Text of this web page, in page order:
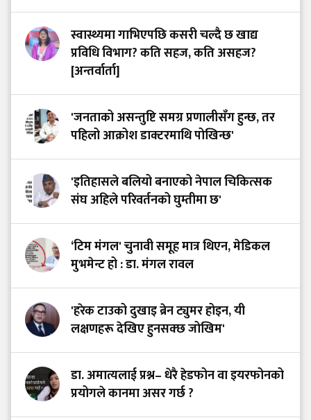
स्वास्थ्यमा गाभिएपछि कसरी चल्दै छ खाद्य
प्रविधि विभाग? कति सहज, कति असहज?
[अन्तर्वार्ता]
'जनताको असन्तुष्टि समग्र प्रणालीसँग हुन्छ, तर
पहिलो आक्रोश डाक्टरमाथि पोखिन्छ'
'इतिहासले बलियो बनाएको नेपाल चिकित्सक
संघ अहिले परिवर्तनको घुम्तीमा छ'
‘टिम मंगल' चुनावी समूह मात्र थिएन, मेडिकल
मुभमेन्ट हो : डा. मंगल रावल
'हरेक टाउको दुखाइ ब्रेन ट्युमर होइन, यी
लक्षणहरू देखिए हुनसक्छ जोखिम'
डा. अमात्यलाई प्रश्न– धेरै हेडफोन वा इयरफोनको
प्रयोगले कानमा असर गर्छ ?